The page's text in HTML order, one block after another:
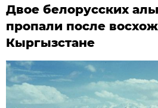
Двое белорусских
пропали после
Кыргызстане